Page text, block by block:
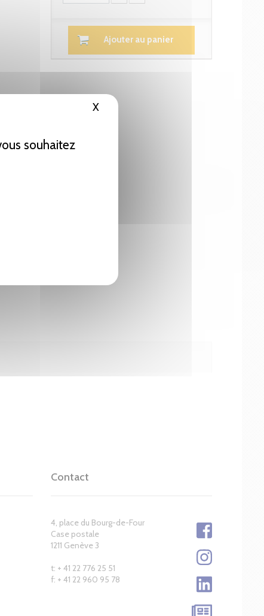
souhaitez
X Masquer le bandeau des cookies
Ajouter au panier
Contact
4, place du Bourg-de-Four
Case postale
1211 Genève 3
t: + 41 22 776 25 51
f: + 41 22 960 95 78